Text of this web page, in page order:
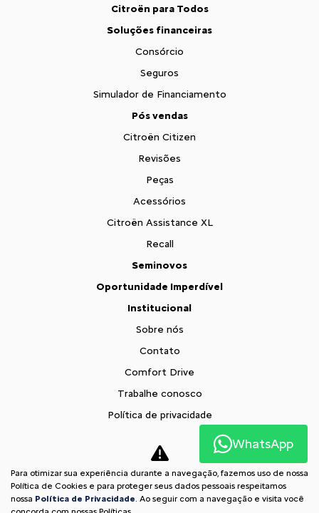
Citroën para Todos
Soluções financeiras
Consórcio
Seguros
Simulador de Financiamento
Pós vendas
Citroën Citizen
Revisões
Peças
Acessórios
Citroën Assistance XL
Recall
Seminovos
Oportunidade Imperdível
Institucional
Sobre nós
Contato
Comfort Drive
Trabalhe conosco
Política de privacidade
XTR
Comparativo
Desacelere. Seu bem maior é a vida.
WhatsApp
Para otimizar sua experiência durante a navegação, fazemos uso de nossa
Política de Cookies e para proteger seus dados pessoais respeitamos
nossa Política de Privacidade. Ao seguir com a navegação e visita você